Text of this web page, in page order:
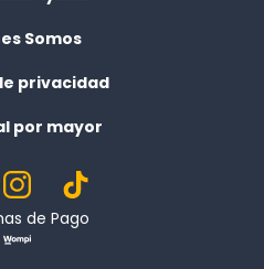
Somos
privacidad
por mayor
de Pago